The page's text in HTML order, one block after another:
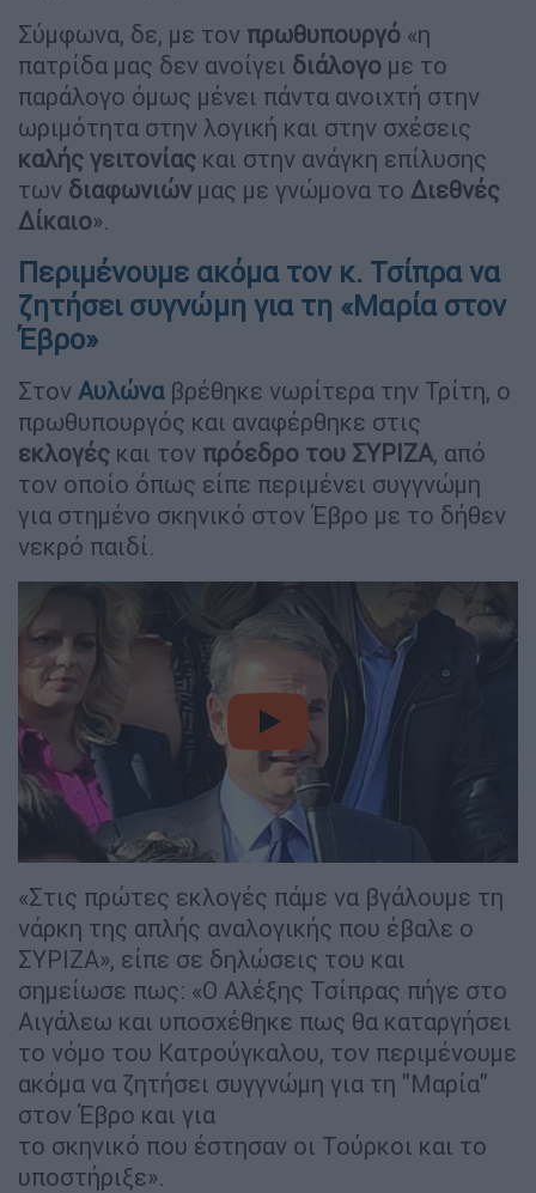
Σύμφωνα, δε, με τον πρωθυπουργό «η
πατρίδα μας δεν ανοίγει διάλογο με το
παράλογο όμως μένει πάντα ανοιχτή στην
ωριμότητα στην λογική και στην σχέσεις
καλής γειτονίας και στην ανάγκη επίλυσης
των διαφωνιών μας με γνώμονα το Διεθνές
Δίκαιο».
Περιμένουμε ακόμα τον κ. Τσίπρα να
ζητήσει συγνώμη για τη «Μαρία στον
Έβρο»
Στον Αυλώνα βρέθηκε νωρίτερα την Τρίτη, ο
πρωθυπουργός και αναφέρθηκε στις
εκλογές και τον πρόεδρο του ΣΥΡΙΖΑ, από
τον οποίο όπως είπε περιμένει συγγνώμη
για στημένο σκηνικό στον Έβρο με το δήθεν
νεκρό παιδί.
video
«Στις πρώτες εκλογές πάμε να βγάλουμε τη
νάρκη της απλής αναλογικής που έβαλε ο
ΣΥΡΙΖΑ», είπε σε δηλώσεις του και
σημείωσε πως: «Ο Αλέξης Τσίπρας πήγε στο
Αιγάλεω και υποσχέθηκε πως θα καταργήσει
το νόμο του Κατρούγκαλου, τον περιμένουμε
ακόμα να ζητήσει συγγνώμη για τη "Μαρία"
στον Έβρο και για
το σκηνικό που έστησαν οι Τούρκοι και το
υποστήριξε».